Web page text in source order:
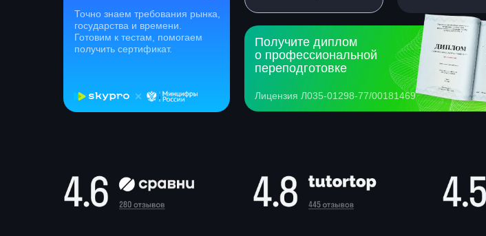
Точно знаем требования рынка,
государства и времени.
Готовим к тестам, помогаем
получить сертификат.
Лицензия Л035-01298-77/00181469
Получите диплом
о профессиональной
переподготовке